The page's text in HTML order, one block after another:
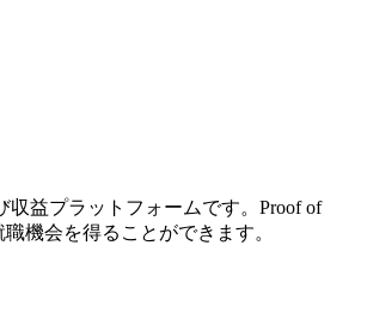
益プラットフォームです。Proof of
機会を得ることができます。